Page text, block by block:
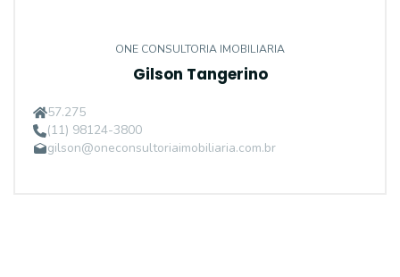
ONE CONSULTORIA IMOBILIARIA
Gilson Tangerino
57.275
(11) 98124-3800
gilson@oneconsultoriaimobiliaria.com.br